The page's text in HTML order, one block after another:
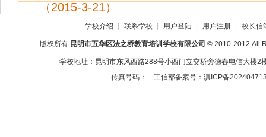
（2015-3-21）
学校介绍 ┊ 联系学校 ┊ 用户登陆 ┊ 用户注册 ┊ 校长信
版权所有 昆明市五华区法之桥教育培训学校有限公司 © 2010-2012 All
学校地址：昆明市东风西路288号小西门立交桥旁德春电信大
传真号码： 工信部备案号：滇ICP备